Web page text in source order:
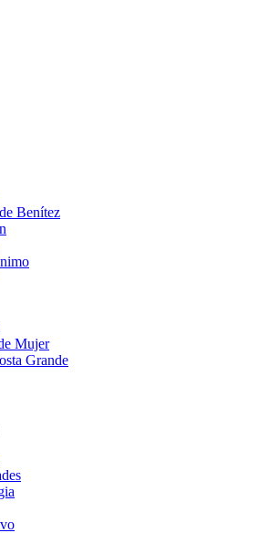
Benítez
Mujer
Grande